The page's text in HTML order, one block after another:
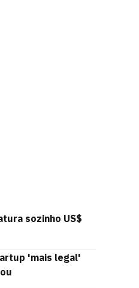
sozinho US$
'mais legal'